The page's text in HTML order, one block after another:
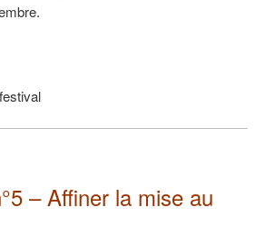
– Affiner la mise au